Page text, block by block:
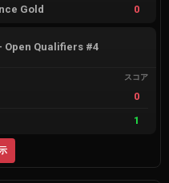
Gold
0
Open Qualifiers #4
スコア
0
1